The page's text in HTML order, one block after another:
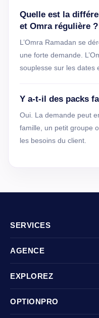
Quelle est la
et Omra régulière ?
L’Omra Ramadan se
une forte demande.
souplesse sur les dates
Y a-t-il des packs
Oui. La demande peut
famille, un petit groupe
les besoins du client.
SERVICES
AGENCE
EXPLOREZ
OPTIONPRO